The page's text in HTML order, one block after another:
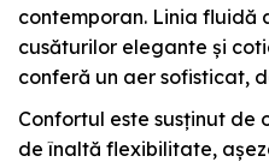
contemporan. Linia fluidă
cusăturilor elegante și
conferă un aer sofisticat,
Confortul este susținut de
de înaltă flexibilitate,